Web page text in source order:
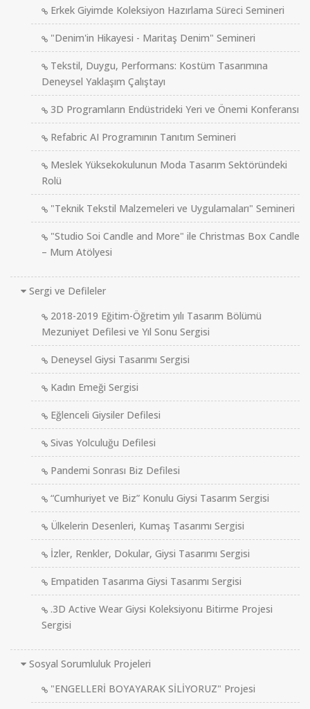
Erkek Giyimde Koleksiyon Hazırlama Süreci Semineri
"Denim'in Hikayesi - Maritaş Denim" Semineri
Tekstil, Duygu, Performans: Kostüm Tasarımına
Deneysel Yaklaşım Çalıştayı
3D Programların Endüstrideki Yeri ve Önemi Konferansı
Refabric AI Programının Tanıtım Semineri
Meslek Yüksekokulunun Moda Tasarım Sektöründeki
Rolü
"Teknik Tekstil Malzemeleri ve Uygulamaları" Semineri
"Studio Soi Candle and More" ile Christmas Box Candle
– Mum Atölyesi
Sergi ve Defileler
2018-2019 Eğitim-Öğretim yılı Tasarım Bölümü
Mezuniyet Defilesi ve Yıl Sonu Sergisi
Deneysel Giysi Tasarımı Sergisi
Kadın Emeği Sergisi
Eğlenceli Giysiler Defilesi
Sivas Yolculuğu Defilesi
Pandemi Sonrası Biz Defilesi
“Cumhuriyet ve Biz” Konulu Giysi Tasarım Sergisi
Ülkelerin Desenleri, Kumaş Tasarımı Sergisi
İzler, Renkler, Dokular, Giysi Tasarımı Sergisi
Empatiden Tasarıma Giysi Tasarımı Sergisi
.3D Active Wear Giysi Koleksiyonu Bitirme Projesi
Sergisi
Sosyal Sorumluluk Projeleri
"ENGELLERİ BOYAYARAK SİLİYORUZ" Projesi